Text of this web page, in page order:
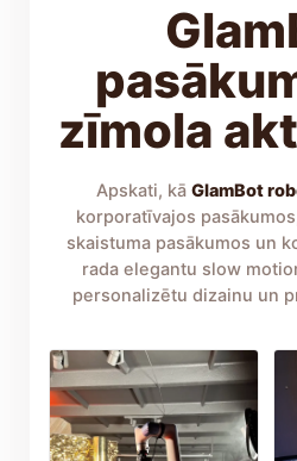
zīmola
Apskati, kā GlamBot
korporatīvajos
skaistuma pasākumos un
rada elegantu slow
personalizētu dizainu un